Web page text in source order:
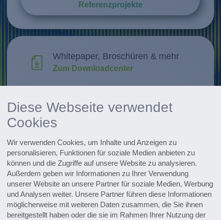
Diese Webseite verwendet
Cookies
Wir verwenden Cookies, um Inhalte und Anzeigen zu
personalisieren, Funktionen für soziale Medien anbieten zu
können und die Zugriffe auf unsere Website zu analysieren.
Außerdem geben wir Informationen zu Ihrer Verwendung
unserer Website an unsere Partner für soziale Medien, Werbung
und Analysen weiter. Unsere Partner führen diese Informationen
möglicherweise mit weiteren Daten zusammen, die Sie ihnen
bereitgestellt haben oder die sie im Rahmen Ihrer Nutzung der
Referenzprojekte
Whitepaper, Broschüren & mehr
Zum Downloadcenter
Innovationen entdecken
Zu den Terminen
Zum Pharmaceutical Newsletter
anmelden